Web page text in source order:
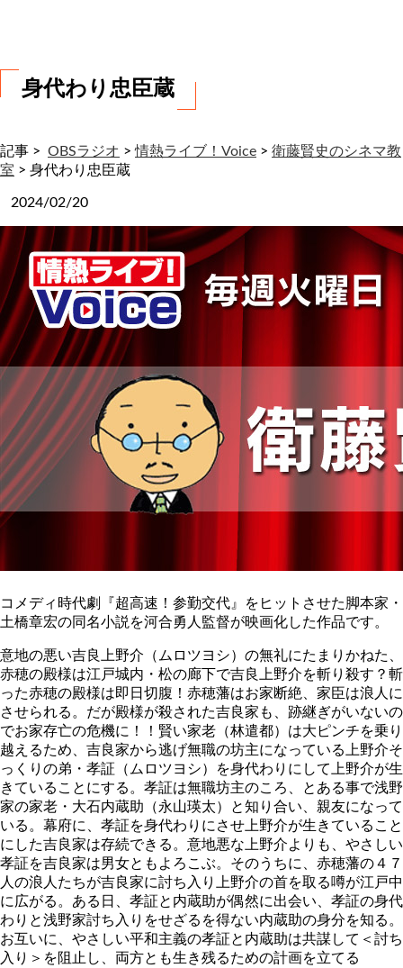
身代わり忠臣蔵
記事 > OBSラジオ >情熱ライブ！Voice > 衛藤賢史のシネマ教
室 > 身代わり忠臣蔵
2024/02/20
コメディ時代劇『超高速！参勤交代』をヒットさせた脚本家・
土橋章宏の同名小説を河合勇人監督が映画化した作品です。
意地の悪い吉良上野介（ムロツヨシ）の無礼にたまりかねた、
赤穂の殿様は江戸城内・松の廊下で吉良上野介を斬り殺す？斬
った赤穂の殿様は即日切腹！赤穂藩はお家断絶、家臣は浪人に
させられる。だが殿様が殺された吉良家も、跡継ぎがいないの
でお家存亡の危機に！！賢い家老（林遣都）は大ピンチを乗り
越えるため、吉良家から逃げ無職の坊主になっている上野介そ
っくりの弟・孝証（ムロツヨシ）を身代わりにして上野介が生
きていることにする。孝証は無職坊主のころ、とある事で浅野
家の家老・大石内蔵助（永山瑛太）と知り合い、親友になって
いる。幕府に、孝証を身代わりにさせ上野介が生きていること
にした吉良家は存続できる。意地悪な上野介よりも、やさしい
孝証を吉良家は男女ともよろこぶ。そのうちに、赤穂藩の４７
人の浪人たちが吉良家に討ち入り上野介の首を取る噂が江戸中
に広がる。ある日、孝証と内蔵助が偶然に出会い、孝証の身代
わりと浅野家討ち入りをせざるを得ない内蔵助の身分を知る。
お互いに、やさしい平和主義の孝証と内蔵助は共謀して＜討ち
入り＞を阻止し、両方とも生き残るための計画を立てる